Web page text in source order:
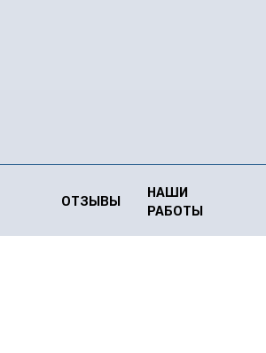
ОТЗЫВЫ
НАШИ
РАБОТЫ